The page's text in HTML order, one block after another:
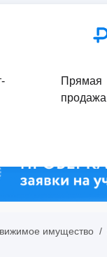
Прямая
продажа
имущество /